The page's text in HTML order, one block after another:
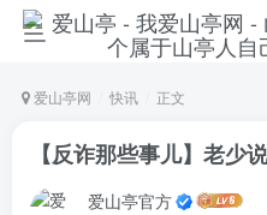
爱山亭网 快讯 正文
【反诈那些事儿】老少
爱山亭官方